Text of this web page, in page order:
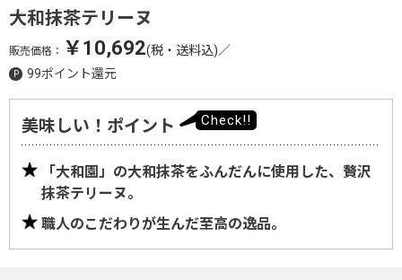
大和抹茶テリーヌ
販売価格： ￥10,692(税・送料込)／
99ポイント還元
美味しい！ポイント
「大和園」の大和抹茶をふんだんに使用した、贅沢
抹茶テリーヌ。
職人のこだわりが生んだ至高の逸品。